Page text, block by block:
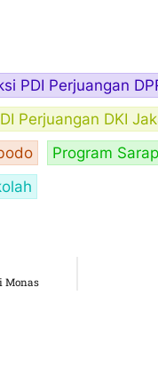
PDI Perjuangan
Perjuangan DKI
Program
Monas